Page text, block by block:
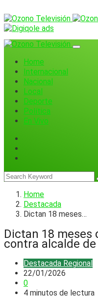
Home
Internacional
Nacional
Local
Deporte
Política
En Vivo
Home
Destacada
Dictan 18 meses…
Dictan 18 meses
contra alcalde de
Destacada Regional
22/01/2026
0
4 minutos de lectura